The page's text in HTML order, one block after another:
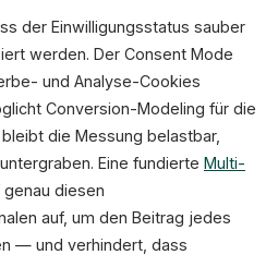
der Einwilligungsstatus sauber
werden. Der Consent Mode
und Analyse-Cookies
Conversion-Modeling für die
die Messung belastbar,
Eine fundierte Multi-
genau diesen
auf, um den Beitrag jedes
— und verhindert, dass